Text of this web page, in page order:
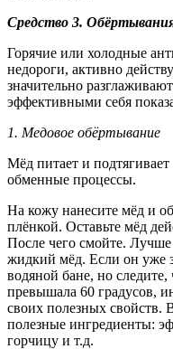
Средство 3.
Горячие или холодные
недороги, активно
значительно
эффективными себя
1. Медовое обёртывание
Мёд питает и
обменные процессы.
На кожу нанесите мёд и
плёнкой. Оставьте мёд
После чего смойте.
жидкий мёд. Если он уже
водяной бане, но
превышала 60 градусов,
своих полезных свойств.
полезные ингредиенты:
горчицу и т.д.